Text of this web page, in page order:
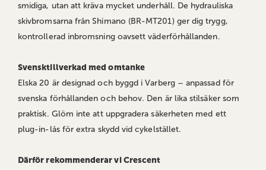
smidiga, utan att kräva mycket underhåll. De hydrauliska
skivbromsarna från Shimano (BR-MT201) ger dig trygg,
kontrollerad inbromsning oavsett väderförhållanden.
Svensktillverkad med omtanke
Elska 20 är designad och byggd i Varberg – anpassad för
svenska förhållanden och behov. Den är lika stilsäker som
praktisk. Glöm inte att uppgradera säkerheten med ett
plug-in-lås för extra skydd vid cykelstället.
Därför rekommenderar vi Crescent